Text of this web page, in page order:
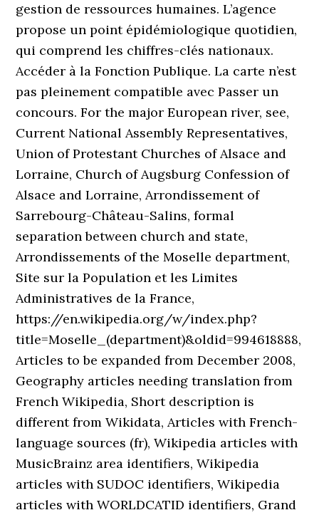
gestion de ressources humaines. L’agence
propose un point épidémiologique quotidien,
qui comprend les chiffres-clés nationaux.
Accéder à la Fonction Publique. La carte n’est
pas pleinement compatible avec Passer un
concours. For the major European river, see,
Current National Assembly Representatives,
Union of Protestant Churches of Alsace and
Lorraine, Church of Augsburg Confession of
Alsace and Lorraine, Arrondissement of
Sarrebourg-Château-Salins, formal
separation between church and state,
Arrondissements of the Moselle department,
Site sur la Population et les Limites
Administratives de la France,
https://en.wikipedia.org/w/index.php?
title=Moselle_(department)&oldid=994618888,
Articles to be expanded from December 2008,
Geography articles needing translation from
French Wikipedia, Short description is
different from Wikidata, Articles with French-
language sources (fr), Wikipedia articles with
MusicBrainz area identifiers, Wikipedia
articles with SUDOC identifiers, Wikipedia
articles with WORLDCATID identifiers, Grand